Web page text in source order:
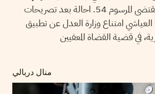
وزيرة العدل على مقتضى المرسوم 54. احالة بعد تصريحات
امتناع وزارة العدل عن تطبيق
في قضية القضاة المعفيين
منال دربالي